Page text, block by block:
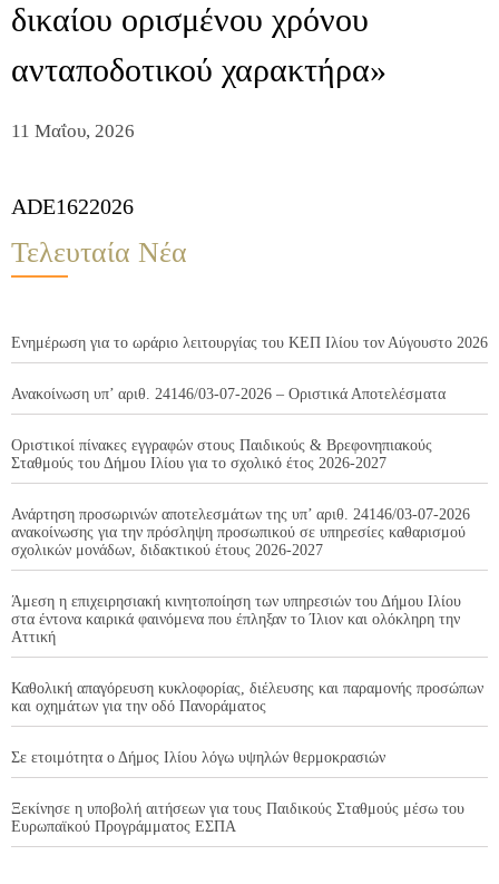
δικαίου ορισμένου χρόνου
ανταποδοτικού χαρακτήρα»
11 Μαΐου, 2026
ADE1622026
Τελευταία Νέα
Ενημέρωση για το ωράριο λειτουργίας του ΚΕΠ Ιλίου τον Αύγουστο 2026
Ανακοίνωση υπ’ αριθ. 24146/03-07-2026 – Οριστικά Αποτελέσματα
Οριστικοί πίνακες εγγραφών στους Παιδικούς & Βρεφονηπιακούς
Σταθμούς του Δήμου Ιλίου για το σχολικό έτος 2026-2027
Ανάρτηση προσωρινών αποτελεσμάτων της υπ’ αριθ. 24146/03-07-2026
ανακοίνωσης για την πρόσληψη προσωπικού σε υπηρεσίες καθαρισμού
σχολικών μονάδων, διδακτικού έτους 2026-2027
Άμεση η επιχειρησιακή κινητοποίηση των υπηρεσιών του Δήμου Ιλίου
στα έντονα καιρικά φαινόμενα που έπληξαν το Ίλιον και ολόκληρη την
Αττική
Καθολική απαγόρευση κυκλοφορίας, διέλευσης και παραμονής προσώπων
και οχημάτων για την οδό Πανοράματος
Σε ετοιμότητα ο Δήμος Ιλίου λόγω υψηλών θερμοκρασιών
Ξεκίνησε η υποβολή αιτήσεων για τους Παιδικούς Σταθμούς μέσω του
Ευρωπαϊκού Προγράμματος ΕΣΠΑ